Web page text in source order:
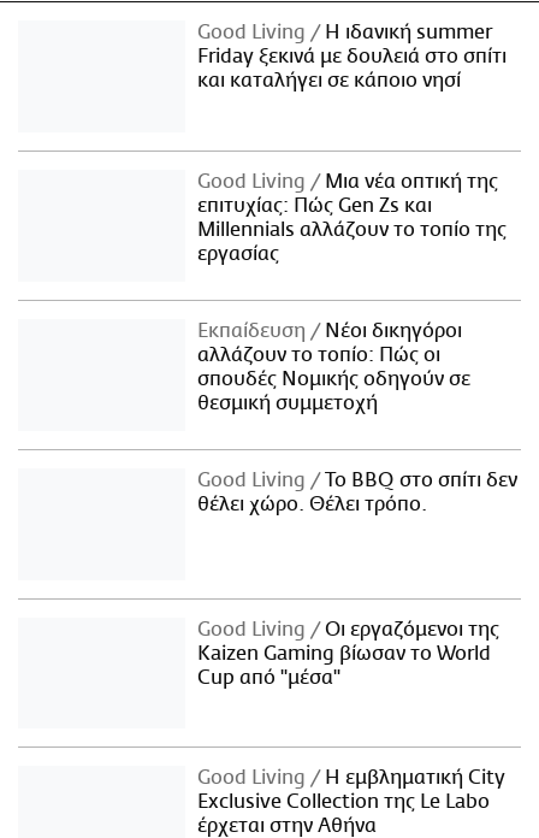
Good Living
Η ιδανική summer
Friday ξεκινά με δουλειά στο σπίτι
και καταλήγει σε κάποιο νησί
Good Living
Μια νέα οπτική της
επιτυχίας: Πώς Gen Zs και
Millennials αλλάζουν το τοπίο της
εργασίας
Εκπαίδευση
Νέοι δικηγόροι
αλλάζουν το τοπίο: Πώς οι
σπουδές Νομικής οδηγούν σε
θεσμική συμμετοχή
Good Living
Το BBQ στο σπίτι δεν
θέλει χώρο. Θέλει τρόπο.
Good Living
Οι εργαζόμενοι της
Kaizen Gaming βίωσαν το World
Cup από "μέσα"
Good Living
Η εμβληματική City
Exclusive Collection της Le Labo
έρχεται στην Αθήνα